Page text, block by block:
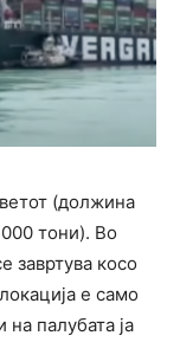
(должина
тони). Во
завртува косо
е само
палубата ја